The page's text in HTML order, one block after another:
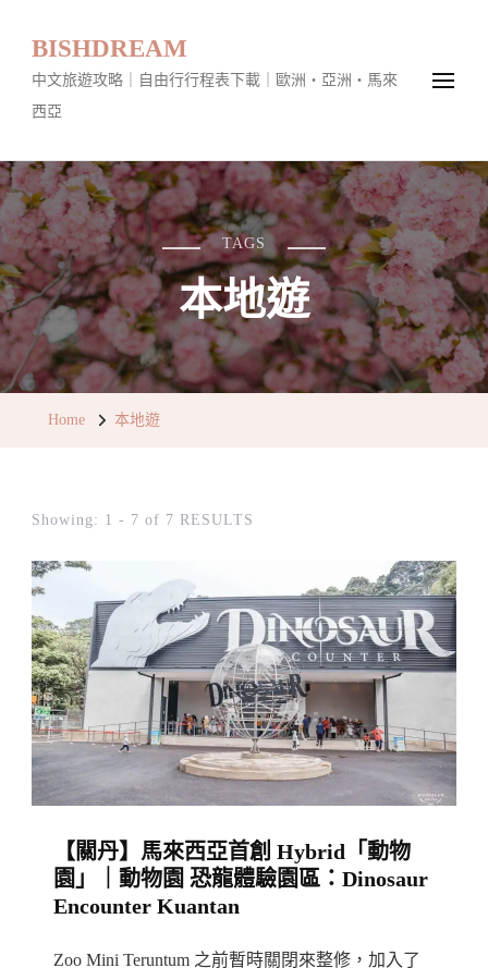
BISHDREAM
中文旅遊攻略｜自由行行程表下載｜歐洲・亞洲・馬來
西亞
TAGS
本地遊
Home 本地遊
Showing: 1 - 7 of 7 RESULTS
【關丹】馬來西亞首創 Hybrid「動物
園」｜動物園 恐龍體驗園區：Dinosaur
Encounter Kuantan
Zoo Mini Teruntum 之前暫時關閉來整修，加入了